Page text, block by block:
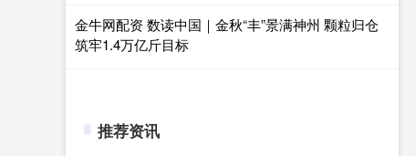
金牛网配资 数读中国｜金秋“丰”景满神州 颗粒归仓
筑牢1.4万亿斤目标
推荐资讯